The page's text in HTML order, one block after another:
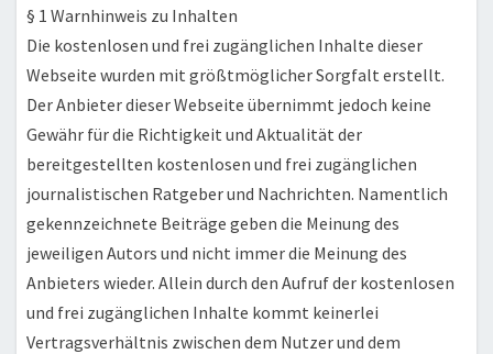
§ 1 Warnhinweis zu Inhalten
Die kostenlosen und frei zugänglichen Inhalte dieser
Webseite wurden mit größtmöglicher Sorgfalt erstellt.
Der Anbieter dieser Webseite übernimmt jedoch keine
Gewähr für die Richtigkeit und Aktualität der
bereitgestellten kostenlosen und frei zugänglichen
journalistischen Ratgeber und Nachrichten. Namentlich
gekennzeichnete Beiträge geben die Meinung des
jeweiligen Autors und nicht immer die Meinung des
Anbieters wieder. Allein durch den Aufruf der kostenlosen
und frei zugänglichen Inhalte kommt keinerlei
Vertragsverhältnis zwischen dem Nutzer und dem